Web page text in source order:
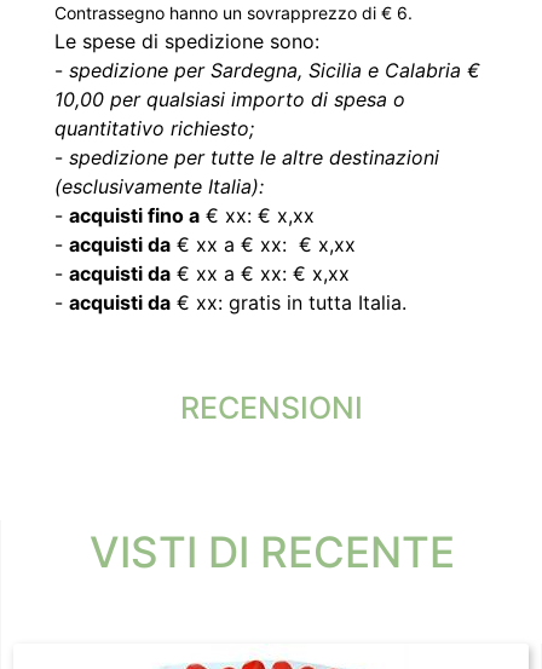
Contrassegno hanno un sovrapprezzo di € 6.
Le spese di spedizione sono:
- spedizione per Sardegna, Sicilia e Calabria €
10,00 per qualsiasi importo di spesa o
quantitativo richiesto;
- spedizione per tutte le altre destinazioni
(esclusivamente Italia):
- acquisti fino a € xx: € x,xx
- acquisti da € xx a € xx: € x,xx
- acquisti da € xx a € xx: € x,xx
- acquisti da € xx: gratis in tutta Italia.
RECENSIONI
VISTI DI RECENTE